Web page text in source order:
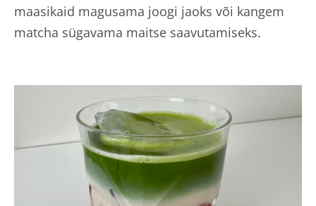
maasikaid magusama joogi jaoks või kangem
matcha sügavama maitse saavutamiseks.